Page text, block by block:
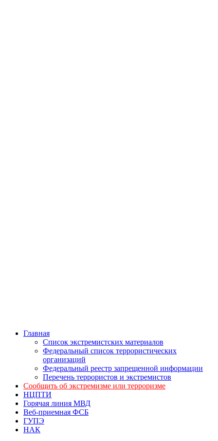
Главная
Список экстремистских материалов
Федеральный список террористических
организаций
Федеральный реестр запрещенной информации
Перечень террористов и экстремистов
Сообщить об экстремизме или терроризме
НЦПТИ
Горячая линия МВД
Веб-приемная ФСБ
ГУПЭ
НАК